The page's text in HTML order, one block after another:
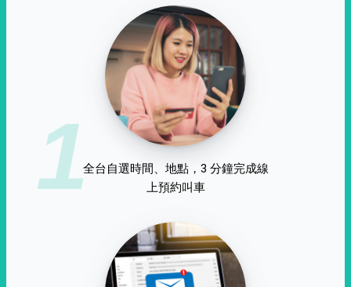
1全台自選時間、地點，3 分鐘完成線
上預約叫車